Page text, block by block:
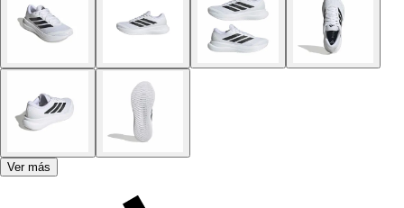
Ver más